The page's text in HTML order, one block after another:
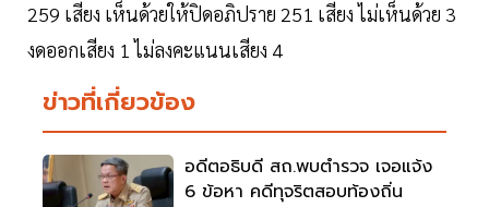
259 เสียง เห็นด้วยให้ปิดอภิปราย 251 เสียง ไม่เห็นด้วย 3
งดออกเสียง 1 ไม่ลงคะแนนเสียง 4
ข่าวที่เกี่ยวข้อง
อดีตอธิบดี สถ.พบตำรวจ เจอแจ้ง
6 ข้อหา คดีทุจริตสอบท้องถิ่น